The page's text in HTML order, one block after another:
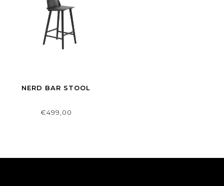
NERD BAR STOOL
€499,00